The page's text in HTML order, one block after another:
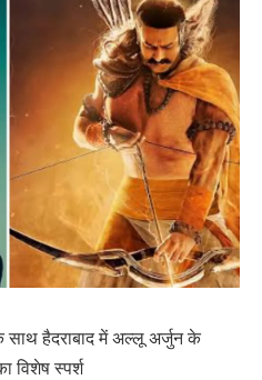
हैदराबाद में अल्लू अर्जुन के
विशेष स्पर्श